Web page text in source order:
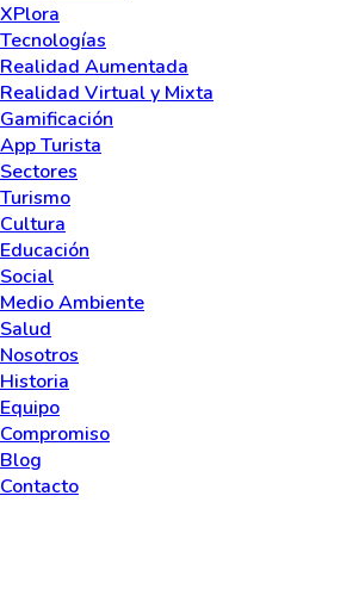
XPlora
Tecnologías
Realidad Aumentada
Realidad Virtual y Mixta
Gamificación
App Turista
Sectores
Turismo
Cultura
Educación
Social
Medio Ambiente
Salud
Nosotros
Historia
Equipo
Compromiso
Blog
Contacto